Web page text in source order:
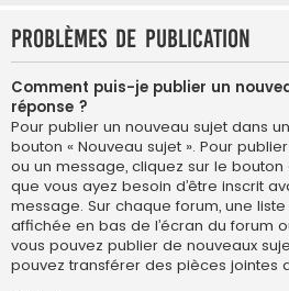
Problèmes de publication
Comment puis-je publier un
réponse ?
Pour publier un nouveau sujet dans
bouton « Nouveau sujet ». Pour
ou un message, cliquez sur le bouton
que vous ayez besoin d’être inscrit
message. Sur chaque forum, une
affichée en bas de l’écran du forum
vous pouvez publier de nouveaux
pouvez transférer des pièces jointes